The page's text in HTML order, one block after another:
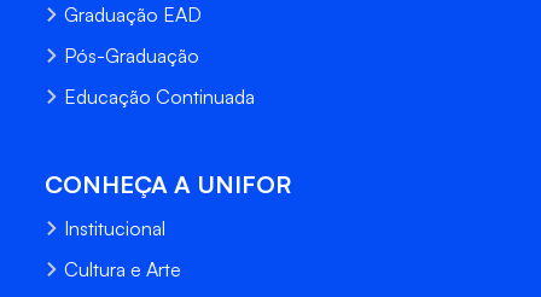
Graduação EAD
Pós-Graduação
Educação Continuada
CONHEÇA A UNIFOR
Institucional
Cultura e Arte